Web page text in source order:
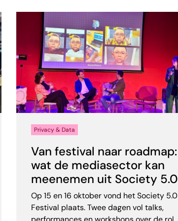
Privacy & Data
Van festival naar roadmap:
wat de mediasector kan
meenemen uit Society 5.0
Op 15 en 16 oktober vond het Society 5.0
Festival plaats. Twee dagen vol talks,